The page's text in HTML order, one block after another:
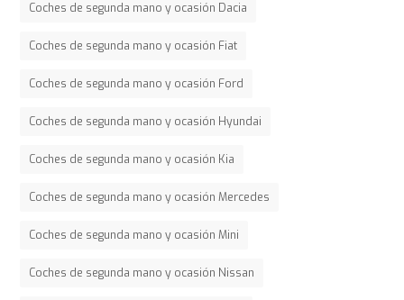
Coches de segunda mano y ocasión Dacia
Coches de segunda mano y ocasión Fiat
Coches de segunda mano y ocasión Ford
Coches de segunda mano y ocasión Hyundai
Coches de segunda mano y ocasión Kia
Coches de segunda mano y ocasión Mercedes
Coches de segunda mano y ocasión Mini
Coches de segunda mano y ocasión Nissan